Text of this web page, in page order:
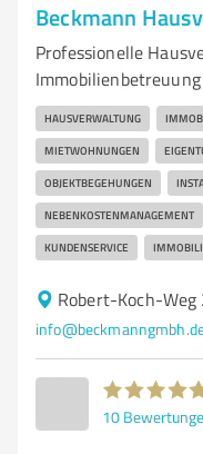
Beckmann
Professionelle
HAUSVERWALTUNG
MIETWOHNUNGEN
OBJEKTBEGEHUNGEN
NEBENKOSTENMANAGEMENT
KUNDENSERVICE
Robert-Koch-
10